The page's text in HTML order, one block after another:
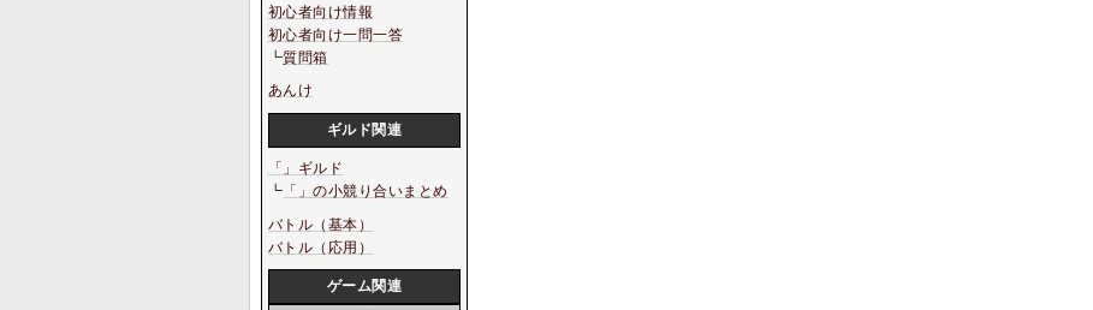
初心者向け情報
初心者向け一問一答
┗質問箱
あんけ
ギルド関連
「」ギルド
┗ 「」の小競り合いまとめ
バトル（基本）
バトル（応用）
ゲーム関連